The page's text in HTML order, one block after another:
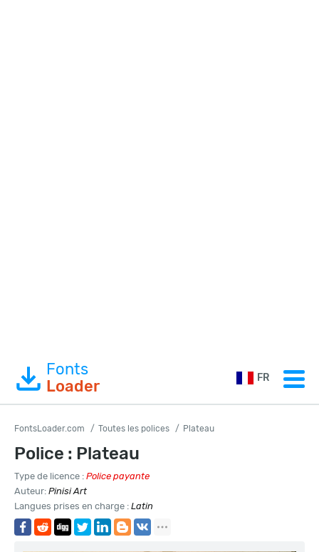
Fonts
Loader
FR
FontsLoader.com Toutes les polices Plateau
Police : Plateau
Type de licence : Police payante
Auteur: Pinisi Art
Langues prises en charge : Latin